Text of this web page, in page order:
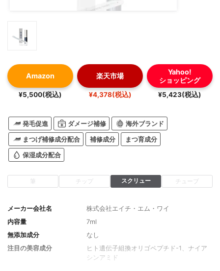
Amazon
¥5,500(税込)
楽天市場
¥4,378(税込)
Yahoo!
ショッピング
¥5,423(税込)
発毛促進 ダメージ補修 海外ブランド
まつげ補修成分配合 補修成分 まつ育成分
保湿成分配合
筆 チップ スクリュー チューブ
メーカー会社名
株式会社エイチ・エム・ワイ
内容量
7ml
無添加成分
なし
注目の美容成分
ヒト遺伝子組換オリゴペプチド-1、ナイア
シンアミド